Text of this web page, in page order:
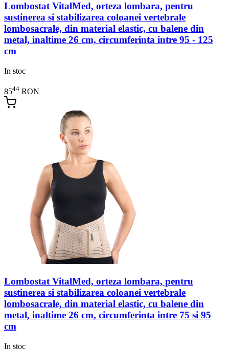
Lombostat VitalMed, orteza lombara, pentru
sustinerea si stabilizarea coloanei vertebrale
lombosacrale, din material elastic, cu balene din
metal, inaltime 26 cm, circumferinta intre 95 - 125
cm
In stoc
8544 RON
Lombostat VitalMed, orteza lombara, pentru
sustinerea si stabilizarea coloanei vertebrale
lombosacrale, din material elastic, cu balene din
metal, inaltime 26 cm, circumferinta intre 75 si 95
cm
In stoc